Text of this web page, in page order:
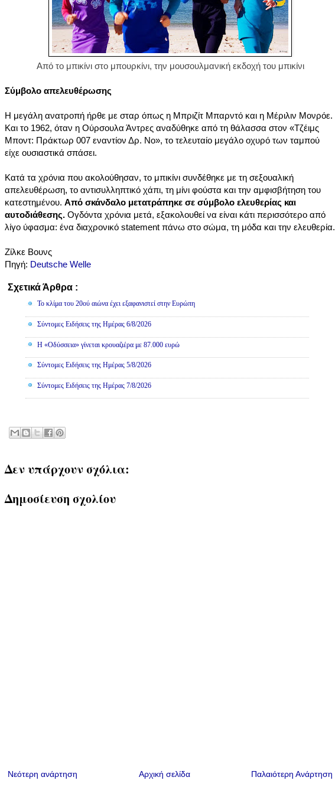
Από το μπικίνι στο μπουρκίνι, την μουσουλμανική εκδοχή του μπικίνι
Σύμβολο απελευθέρωσης
Η μεγάλη ανατροπή ήρθε με σταρ όπως η Μπριζίτ Μπαρντό και η Μέριλιν Μονρόε.
Και το 1962, όταν η Ούρσουλα Άντρες αναδύθηκε από τη θάλασσα στον «Τζέιμς
Μποντ: Πράκτωρ 007 εναντίον Δρ. Νο», το τελευταίο μεγάλο οχυρό των ταμπού
είχε ουσιαστικά σπάσει.
Κατά τα χρόνια που ακολούθησαν, το μπικίνι συνδέθηκε με τη σεξουαλική
απελευθέρωση, το αντισυλληπτικό χάπι, τη μίνι φούστα και την αμφισβήτηση του
κατεστημένου. Από σκάνδαλο μετατράπηκε σε σύμβολο ελευθερίας και
αυτοδιάθεσης. Ογδόντα χρόνια μετά, εξακολουθεί να είναι κάτι περισσότερο από
λίγο ύφασμα: ένα διαχρονικό statement πάνω στο σώμα, τη μόδα και την ελευθερία.
Ζίλκε Βουνς
Πηγή: Deutsche Welle
Σχετικά Άρθρα :
Το κλίμα του 20ού αιώνα έχει εξαφανιστεί στην Ευρώπη
Σύντομες Ειδήσεις της Ημέρας 6/8/2026
Η «Οδύσσεια» γίνεται κρουαζιέρα με 87.000 ευρώ
Σύντομες Ειδήσεις της Ημέρας 5/8/2026
Σύντομες Ειδήσεις της Ημέρας 7/8/2026
Δεν υπάρχουν σχόλια:
Δημοσίευση σχολίου
Νεότερη ανάρτηση Παλαιότερη Ανάρτηση
Αρχική σελίδα